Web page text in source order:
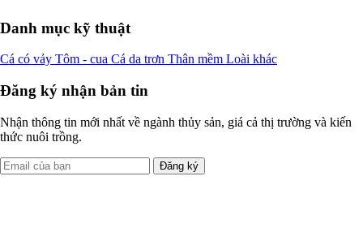
Danh mục kỹ thuật
Cá có vảy Tôm - cua Cá da trơn Thân mềm Loài khác
Đăng ký nhận bản tin
Nhận thông tin mới nhất về ngành thủy sản, giá cả thị trường và kiến
thức nuôi trồng.
Đăng ký